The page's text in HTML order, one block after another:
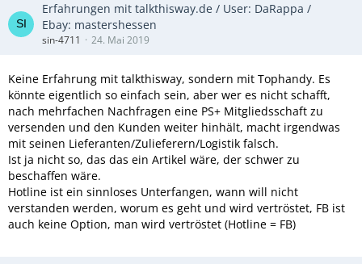
Erfahrungen mit talkthisway.de / User: DaRappa /
Ebay: mastershessen
sin-4711 24. Mai 2019
Keine Erfahrung mit talkthisway, sondern mit Tophandy. Es
könnte eigentlich so einfach sein, aber wer es nicht schafft,
nach mehrfachen Nachfragen eine PS+ Mitgliedsschaft zu
versenden und den Kunden weiter hinhält, macht irgendwas
mit seinen Lieferanten/Zulieferern/Logistik falsch.
Ist ja nicht so, das das ein Artikel wäre, der schwer zu
beschaffen wäre.
Hotline ist ein sinnloses Unterfangen, wann will nicht
verstanden werden, worum es geht und wird vertröstet, FB ist
auch keine Option, man wird vertröstet (Hotline = FB)